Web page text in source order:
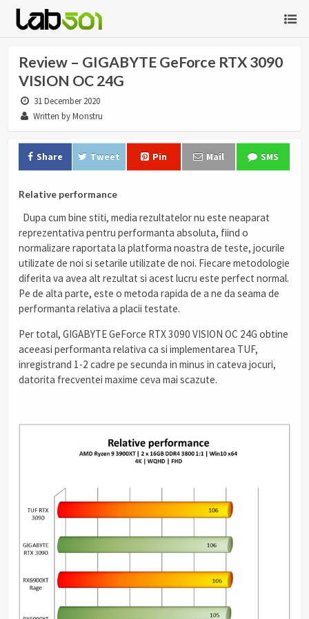
Review – GIGABYTE GeForce RTX 3090
VISION OC 24G
31 December 2020
Written by Monstru
Share Tweet Pin Mail SMS
Relative performance
Dupa cum bine stiti, media rezultatelor nu este neaparat
reprezentativa pentru performanta absoluta, fiind o
normalizare raportata la platforma noastra de teste, jocurile
utilizate de noi si setarile utilizate de noi. Fiecare metodologie
diferita va avea alt rezultat si acest lucru este perfect normal.
Pe de alta parte, este o metoda rapida de a ne da seama de
performanta relativa a placii testate.
Per total, GIGABYTE GeForce RTX 3090 VISION OC 24G obtine
aceeasi performanta relativa ca si implementarea TUF,
inregistrand 1-2 cadre pe secunda in minus in cateva jocuri,
datorita frecventei maxime ceva mai scazute.